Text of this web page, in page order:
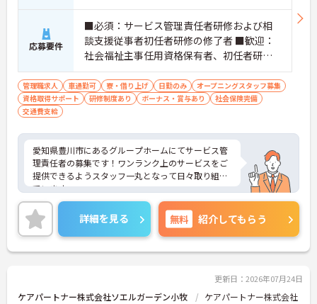
応募要件
■必須：サービス管理責任者研修および相
談支援従事者初任者研修の修了者 ■歓迎：
社会福祉主事任用資格保有者、初任者研修
（旧ヘルパー2級）、サービス管理責任者の
業務経験
管理職求人 車通勤可 寮・借り上げ 日勤のみ
オープニングスタッフ募集
資格取得サポート
研修制度あり ボーナス・賞与あり
社会保険完備
交通費支給
愛知県豊川市にあるグループホームにてサービス管
理責任者の募集です！ワンランク上のサービスをご
提供できるようスタッフ一丸となって日々取り組ん
でいます。
ご興味ある方には、面接対策ポイントなど、さらに
詳細をお話しいたしますのでお気軽にご相談くださ
い！
詳細を見る 無料 紹介してもらう
更新日：2026年07月24日
ケアパートナー株式会社ソエルガーデン小牧 ケアパートナー株式会社